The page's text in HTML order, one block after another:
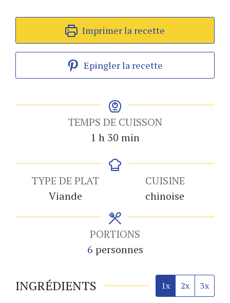
Imprimer la recette
Epingler la recette
TEMPS DE CUISSON
1 heure
h 30 minutes
min
TYPE DE PLAT
Viande
CUISINE
chinoise
PORTIONS
6 personnes
INGRÉDIENTS 1x 2x 3x